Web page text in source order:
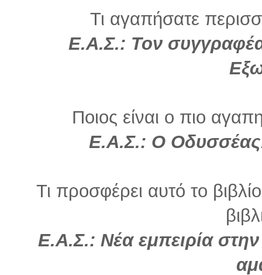
Τι αγαπήσατε
Ε.Α.Σ.: Τον
Ποιος είναι ο πιο
Ε.Α.Σ.: Ο Οδυσσέας.
Τι προσφέρει αυτό το
Ε.Α.Σ.: Νέα εμπειρία